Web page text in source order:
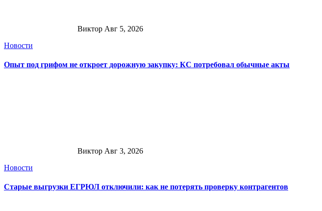
Виктор Авг 5, 2026
Новости
Опыт под грифом не откроет дорожную закупку: КС потребовал обычные акты
Виктор Авг 3, 2026
Новости
Старые выгрузки ЕГРЮЛ отключили: как не потерять проверку контрагентов